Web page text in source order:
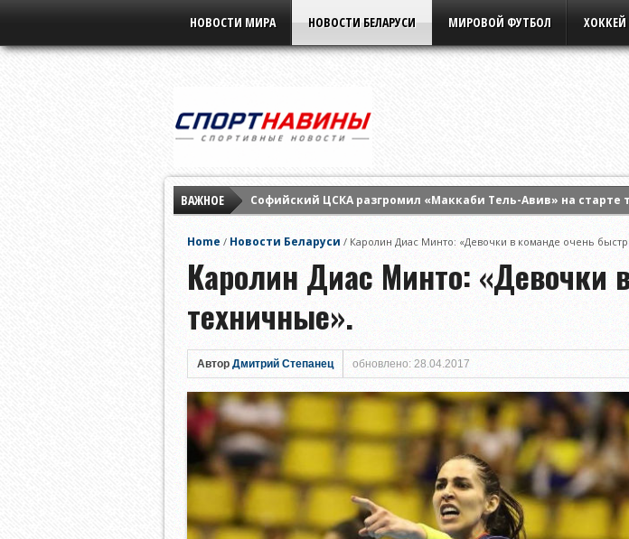
НОВОСТИ МИРА НОВОСТИ БЕЛАРУСИ МИРОВОЙ ФУТБОЛ ХОККЕЙ
ВАЖНОЕ
Софийский ЦСКА разгромил «Маккаби Тель-Авив» на старте
Home / Новости Беларуси / Каролин Диас Минто: «Девочки в команде очень
Каролин Диас Минто: «Девочки
техничные».
Автор Дмитрий Степанец обновлено: 28.04.2017